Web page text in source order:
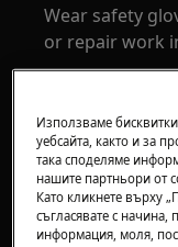
Wear safety
or repair work
WARNING!
Small parts not
Използваме
уебсайта, както и за
така споделяме
нашите партньори от
Като кликнете върху
съгласявате с
информация, моля,